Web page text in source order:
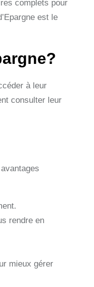
complets pour
est le
à leur
consulter leur
rendre en
mieux gérer